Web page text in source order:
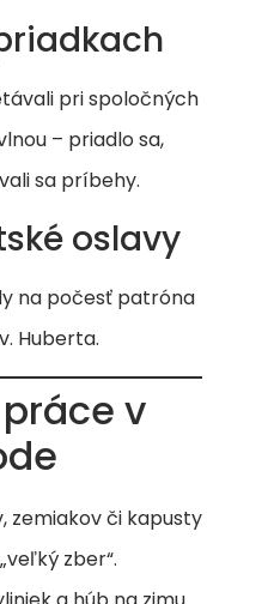
pri spoločných
– priadlo sa,
sa príbehy.
oslavy
na počesť patróna
Huberta.
v
zemiakov či kapusty
zber“.